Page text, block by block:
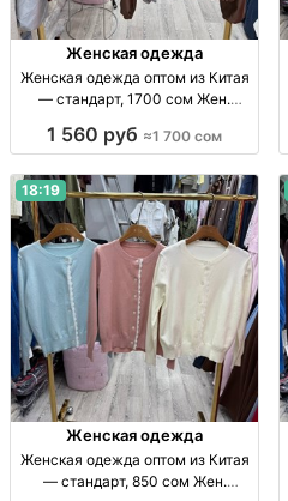
Женская одежда
Женская одежда оптом из Китая
— стандарт, 1700 сом Жен.
1700 сом, поставки по СНГ.
1 560 руб ≈1 700 сом
18:19
Женская одежда
Женская одежда оптом из Китая
— стандарт, 850 сом Жен.